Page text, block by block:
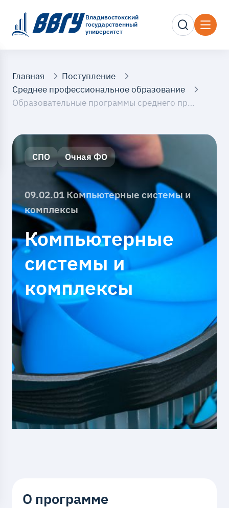
Владивостокский
государственный
университет
Главная
Поступление
Среднее профессиональное образование
Образовательные программы среднего профессионального образования (на базе 9 классов)
СПО Очная ФО
09.02.01 Компьютерные системы и
комплексы
Компьютерные
системы и
комплексы
О программе